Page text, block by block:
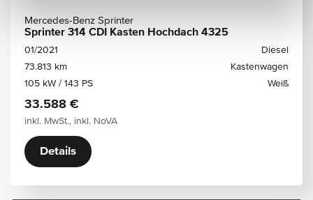
Mercedes-Benz Sprinter
Sprinter 314 CDI Kasten Hochdach 4325
01/2021
Diesel
73.813 km
Kastenwagen
105 kW / 143 PS
Weiß
33.588 €
inkl. MwSt., inkl. NoVA
Details